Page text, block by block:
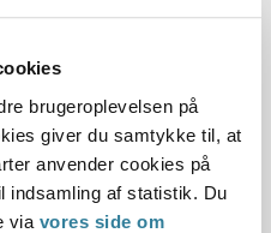
brugeroplevelsen på
giver du samtykke til, at
anvender cookies på
indsamling af statistik. Du
via vores side om